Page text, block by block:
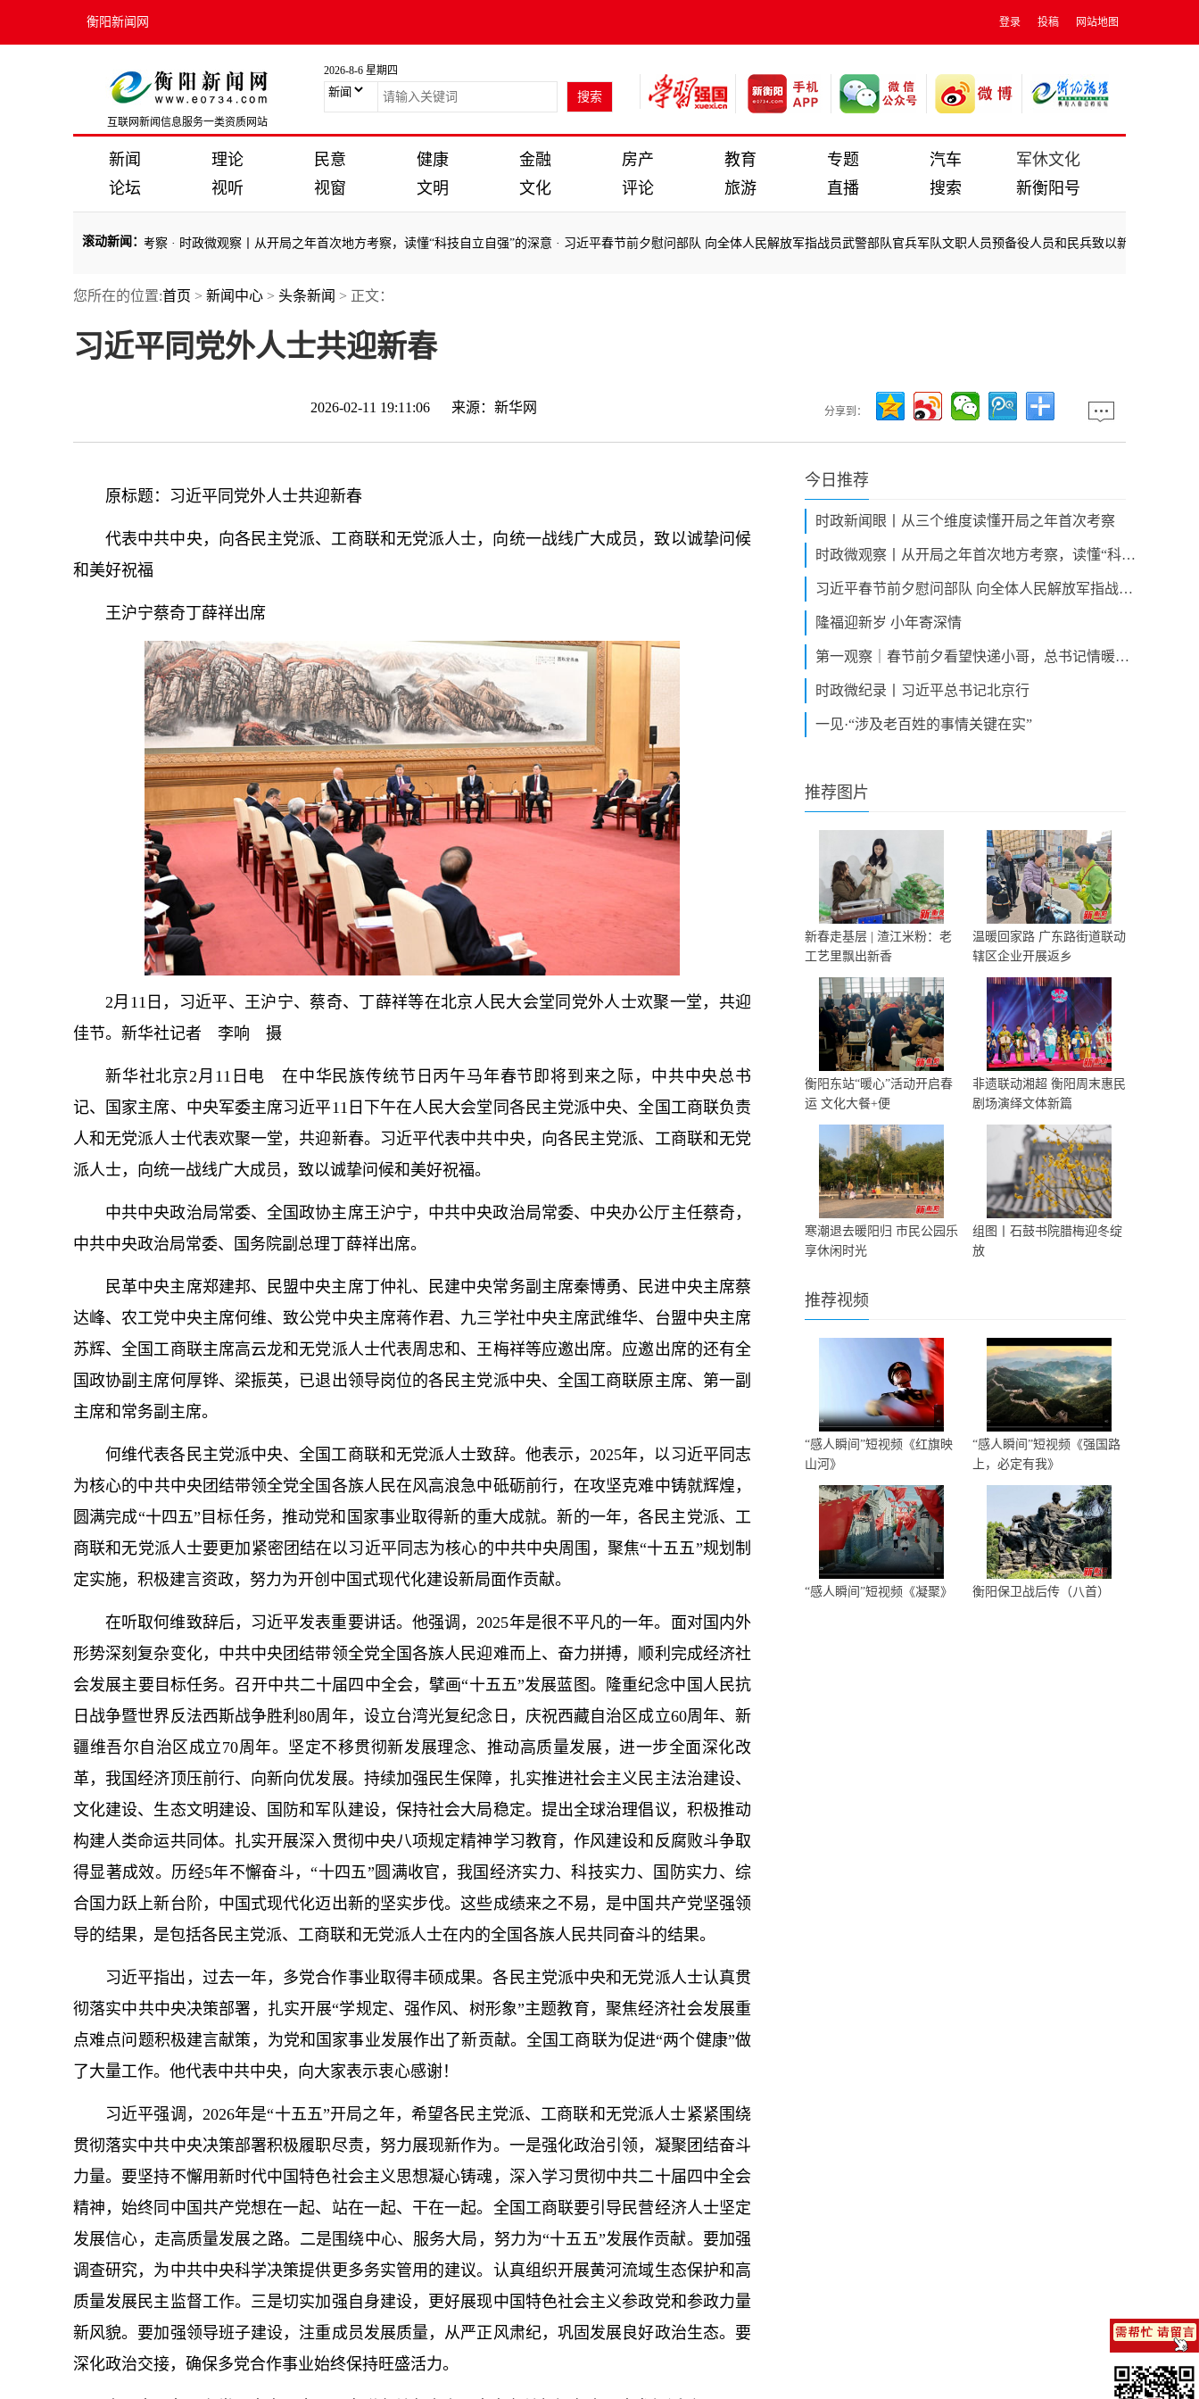
衡阳新闻网 登录 投稿 网站地图
互联网新闻信息服务一类资质网站
2026-8-6 星期四
新闻 理论 民意 健康 金融 房产 教育 专题 汽车
军休文化
论坛
视听 视窗 文明 文化 评论 旅游 直播 搜索 新衡阳号
滚动新闻 ：
读懂开局之年首次考察 ·时政微观察丨从开局之年首次地方考察，读懂“科技自立自强”的深意·习近平春节前夕慰问部队 向全体人民解放军指战员武警部队官兵军队文职人员预备役人员和民兵致以新春祝福
读懂开局之年首次考察·时政微观察丨从开局之年首次地方考察，读懂“科技自立自强”的深意
您所在的位置:首页 > 新闻中心 > 头条新闻 > 正文：
习近平同党外人士共迎新春
2026-02-11 19:11:06 来源： 新华网 分享到：
原标题：习近平 同党外人士共迎新春
代表中共中央，向各民主党派、工商联和无党派人士，向统一战线广大成员，致以诚挚问候
和美好祝福
王沪宁蔡奇丁薛祥出席
2月11日，习近平、王沪宁、蔡奇、丁薛祥等在北京人民大会堂同党外人士欢聚一堂，共迎
佳节。新华社记者 李响 摄
新华社北京2月11日电 在中华民族传统节日丙午马年春节即将到来之际，中共中央总书
记、国家主席、中央军委主席习近平11日下午在人民大会堂同各民主党派中央、全国工商联负责
人和无党派人士代表欢聚一堂，共迎新春。习近平代表中共中央，向各民主党派、工商联和无党
派人士，向统一战线广大成员，致以诚挚问候和美好祝福。
中共中央政治局常委、全国政协主席王沪宁，中共中央政治局常委、中央办公厅主任蔡奇，
中共中央政治局常委、国务院副总理丁薛祥出席。
民革中央主席郑建邦、民盟中央主席丁仲礼、民建中央常务副主席秦博勇、民进中央主席蔡
达峰、农工党中央主席何维、致公党中央主席蒋作君、九三学社中央主席武维华、台盟中央主席
苏辉、全国工商联主席高云龙和无党派人士代表周忠和、王梅祥等应邀出席。应邀出席的还有全
国政协副主席何厚铧、梁振英，已退出领导岗位的各民主党派中央、全国工商联原主席、第一副
主席和常务副主席。
何维代表各民主党派中央、全国工商联和无党派人士致辞。他表示，2025年，以习近平 同志
为核心的中共中央团结带领全党全国各族人民在风高浪急中砥砺前行，在攻坚克难中铸就辉煌，
圆满完成“十四五”目标任务，推动党和国家事业取得新的重大成就。新的一年，各民主党派、工
商联和无党派人士要更加紧密团结在以习 近平 同志为核心的中共中央周围，聚焦“十五五”规划制
定实施，积极建言资政，努力为开创中国式现代化建设新局面作贡献。
在听取何维致辞后，习近平发表重要讲话。他强调，2025年是很不平凡的一年。面对国内外
形势深刻复杂变化，中共中央团结带领全党全国各族人民迎难而上、奋力拼搏，顺利完成经济社
会发展主要目标任务。召开中共二十届四中全会，擘画“十五五”发展蓝图。隆重纪念中国人民抗
日战争暨世界反法西斯战争胜利80周年，设立台湾光复纪念日，庆祝西藏自治区成立60周年、新
疆维吾尔自治区成立70周年。坚定不移贯彻新发展理念、推动高质量发展，进一步全面深化改
革，我国经济顶压前行、向新向优发展。持续加强民生保障，扎实推进社会主义民主法治建设、
文化建设、生态文明建设、国防和军队建设，保持社会大局稳定。提出全球治理倡议，积极推动
构建人类命运共同体。扎实开展深入贯彻中央八项规定精神学习教育，作风建设和反腐败斗争取
得显著成效。历经5年不懈奋斗，“十四五”圆满收官，我国经济实力、科技实力、国防实力、综
合国力跃上新台阶，中国式现代化迈出新的坚实步伐。这些成绩来之不易，是中国共产党坚强领
导的结果，是包括各民主党派、工商联和无党派人士在内的全国各族人民共同奋斗的结果。
习近平指出，过去一年，多党合作事业取得丰硕成果。各民主党派中央和无党派人士认真贯
彻落实中共中央决策部署，扎实开展“学规定、强作风、树形象”主题教育 ，聚焦经济社会发展重
点难点问题积极建言献策，为党和国家事业发展作出了新贡献。全国工商联为促进“两个健康”做
了大量工作。他代表中共中央，向大家表示衷心感谢！
习近平强调，2026年是“十五五”开局之年，希望各民主党派、工商联和无党派人士紧紧围绕
贯彻落实中共中央决策部署积极履职尽责，努力展现新作为。一是强化政治引领，凝聚团结奋斗
力量。要坚持不懈用新时代中国特色社会主义思想凝心铸魂，深入学习贯彻中共二十届四中全会
精神，始终同中国共产党想在一起、站在一起、干在一起。全国工商联要引导民营经济人士坚定
发展信心，走高质量发展之路。二是围绕中心、服务大局，努力为“十五五”发展作贡献。要加强
调查研究，为中共中央科学决策提供更多务实管用的建议。认真组织开展黄河流域生态保护和高
质量发展民主监督工作。三是切实加强自身建设，更好展现中国特色社会主义参政党和参政力量
新风貌。要加强领导班子建设，注重成员发展质量，从严正风肃纪，巩固发展良好政治生态。要
深化政治交接，确保多党合作事业始终保持旺盛活力。
今日推荐
时政新闻眼丨从三个维度读懂开局之年首次考察
时政微观察丨从开局之年首次地方考察，读懂“科技自立自强”的深意
习近平春节前夕慰问部队 向全体人民解放军指战员武警部队官兵军队文职人员预备役人员和民兵致以新春祝福
隆福迎新岁 小年寄深情
第一观察｜春节前夕看望快递小哥，总书记情暖新就业群体
时政微纪录丨习近平总书记北京行
一见·“涉及老百姓的事情关键在实”
推荐图片
新春走基层 | 渣江米粉：老
工艺里飘出新香
温暖回家路 广东路街道联动
辖区企业开展返乡
衡阳东站“暖心”活动开启春
运 文化大餐+便
非遗联动湘超 衡阳周末惠民
剧场演绎文体新篇
寒潮退去暖阳归 市民公园乐
享休闲时光
组图丨石鼓书院腊梅迎冬绽
放
推荐视频
“感人瞬间”短视频《红旗映
山河》
“感人瞬间”短视频《强国路
上，必定有我》
“感人瞬间”短视频《凝聚》 衡阳保卫战后传（八首）